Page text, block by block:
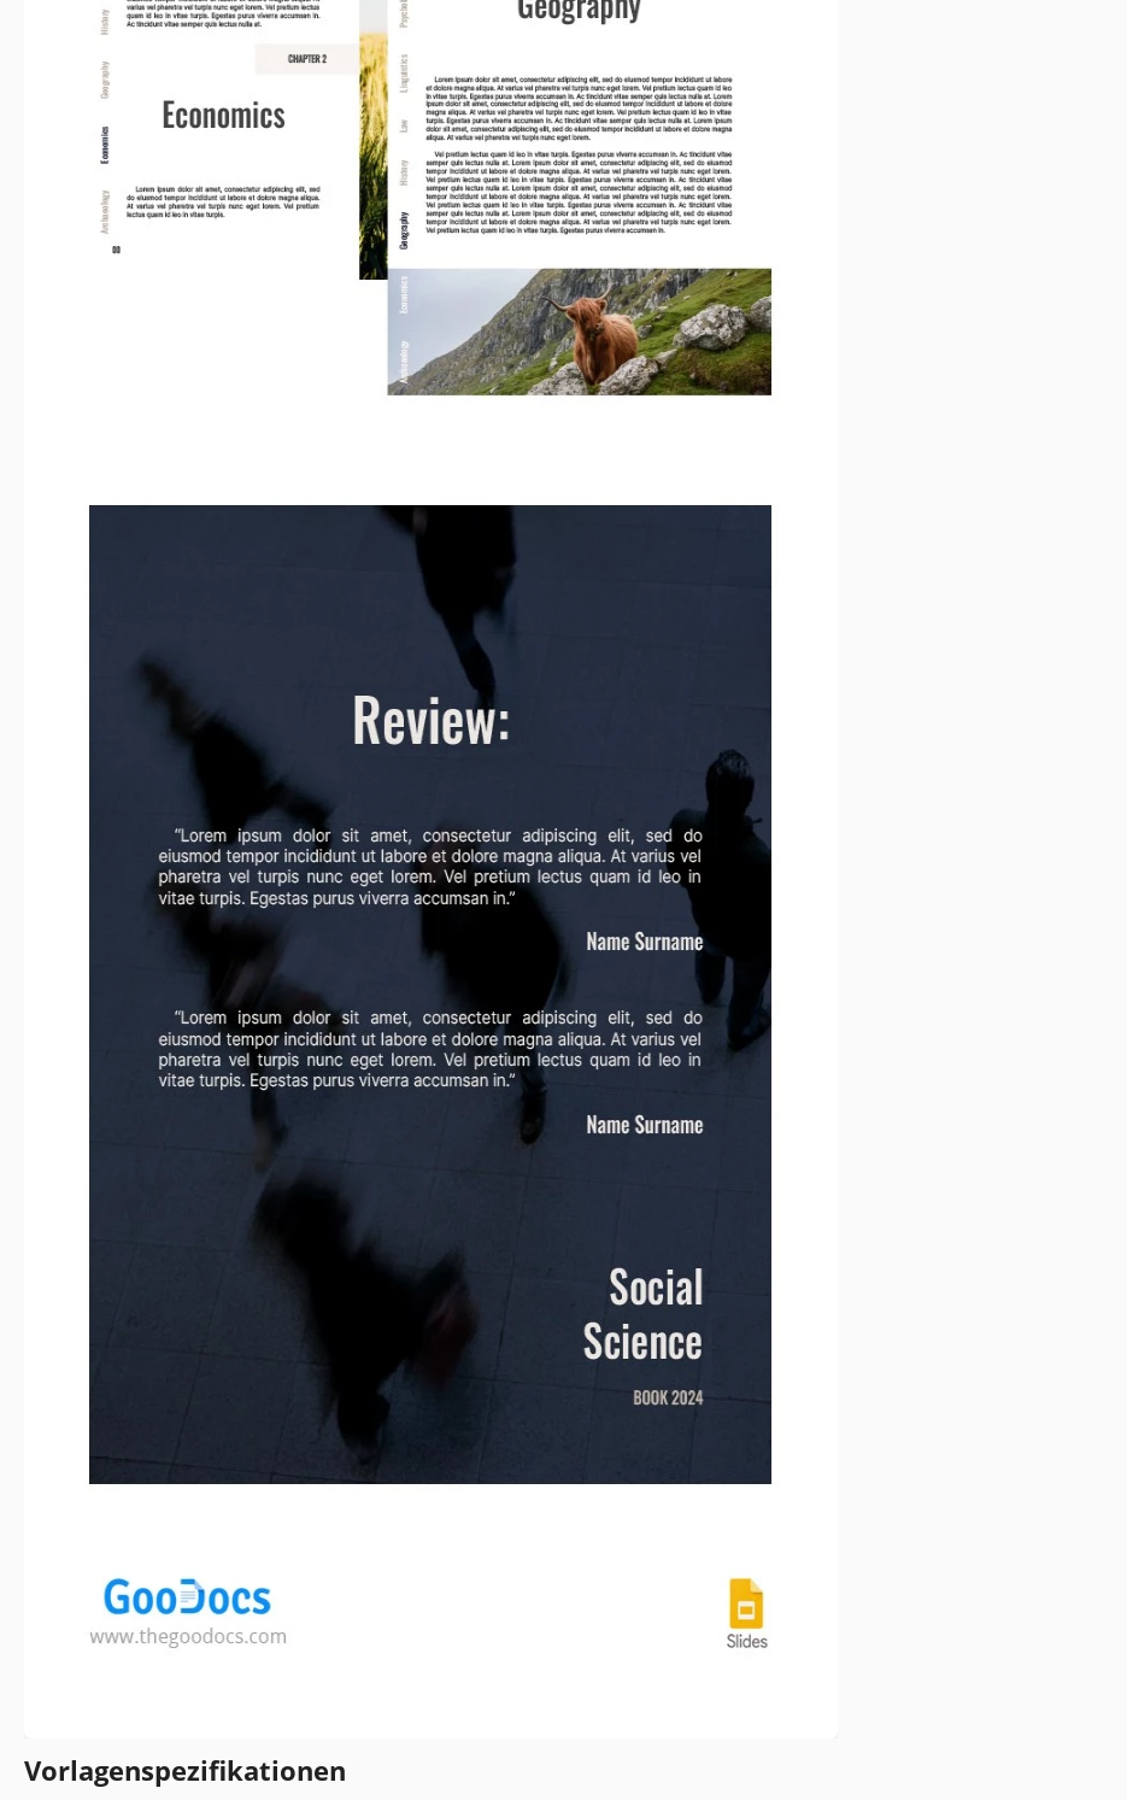
Vorlagenspezifikationen